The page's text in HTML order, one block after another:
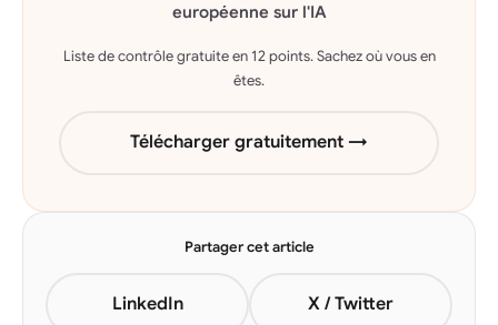
européenne sur l'IA
Liste de contrôle gratuite en 12 points. Sachez où vous en
êtes.
Télécharger gratuitement →
Partager cet article
LinkedIn X / Twitter